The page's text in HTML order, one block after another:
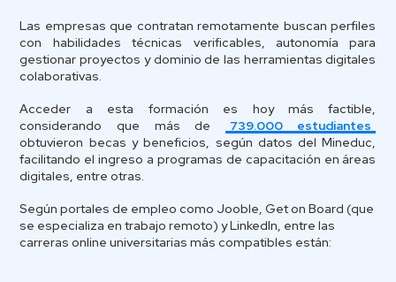
Las empresas que contratan remotamente buscan perfiles
con habilidades técnicas verificables, autonomía para
gestionar proyectos y dominio de las herramientas digitales
colaborativas.
Acceder a esta formación es hoy más factible,
considerando que más de
739.000 estudiantes
obtuvieron becas y beneficios, según datos del Mineduc,
facilitando el ingreso a programas de capacitación en áreas
digitales, entre otras.
Según portales de empleo como Jooble, Get on Board (que
se especializa en trabajo remoto) y LinkedIn, entre las
carreras online universitarias más compatibles están: